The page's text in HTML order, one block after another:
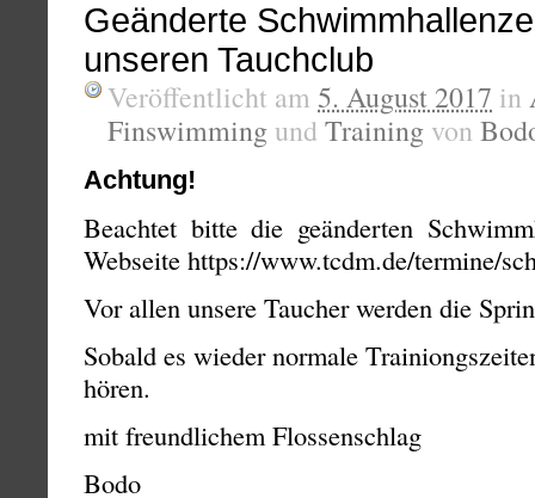
Geänderte
unseren Tauchclub
Veröffentlicht am 5. August 2017 in
Finswimming und Training von
Achtung!
Beachtet bitte die geänderten
Webseite https://www.tcdm.de/termine/
Vor allen unsere Taucher werden die
Sobald es wieder normale
hören.
mit freundlichem Flossenschlag
Bodo